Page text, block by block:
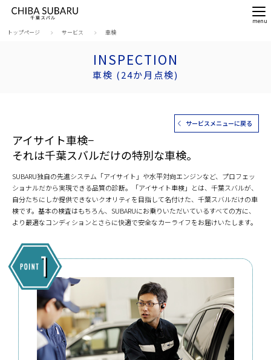
トップページ サービス 車検
INSPECTION
車検 (24か月点検)
サービスメニューに戻る
アイサイト車検−
それは千葉スバルだけの特別な車検。
SUBARU独自の先進システム「アイサイト」や水平対向エンジンなど、プロフェッ
ショナルだから実現できる品質の診断。「アイサイト車検」とは、千葉スバルが、
自分たちにしか提供できないクオリティを目指して名付けた、千葉スバルだけの車
検です。基本の検査はもちろん、SUBARUにお乗りいただいているすべての方に、
より最適なコンディションとさらに快適で安全なカーライフをお届けいたします。